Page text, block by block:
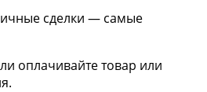
сделки — самые
оплачивайте товар или